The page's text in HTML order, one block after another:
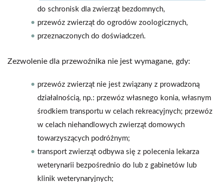
do schronisk dla zwierząt bezdomnych,
przewóz zwierząt do ogrodów zoologicznych,
przeznaczonych do doświadczeń.
Zezwolenie dla przewoźnika nie jest wymagane, gdy:
przewóz zwierząt nie jest związany z prowadzoną
działalnością, np.: przewóz własnego konia, własnym
środkiem transportu w celach rekreacyjnych; przewóz
w celach niehandlowych zwierząt domowych
towarzyszących podróżnym;
transport zwierząt odbywa się z polecenia lekarza
weterynarii bezpośrednio do lub z gabinetów lub
klinik weterynaryjnych;